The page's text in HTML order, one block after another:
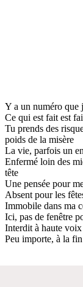
Y a un numéro que
Ce qui est fait est
Tu prends des
poids de la misère
La vie, parfois un
Enfermé loin des
tête
Une pensée pour
Absent pour les
Immobile dans ma
Ici, pas de fenêtre
Interdit à haute
Peu importe, à la